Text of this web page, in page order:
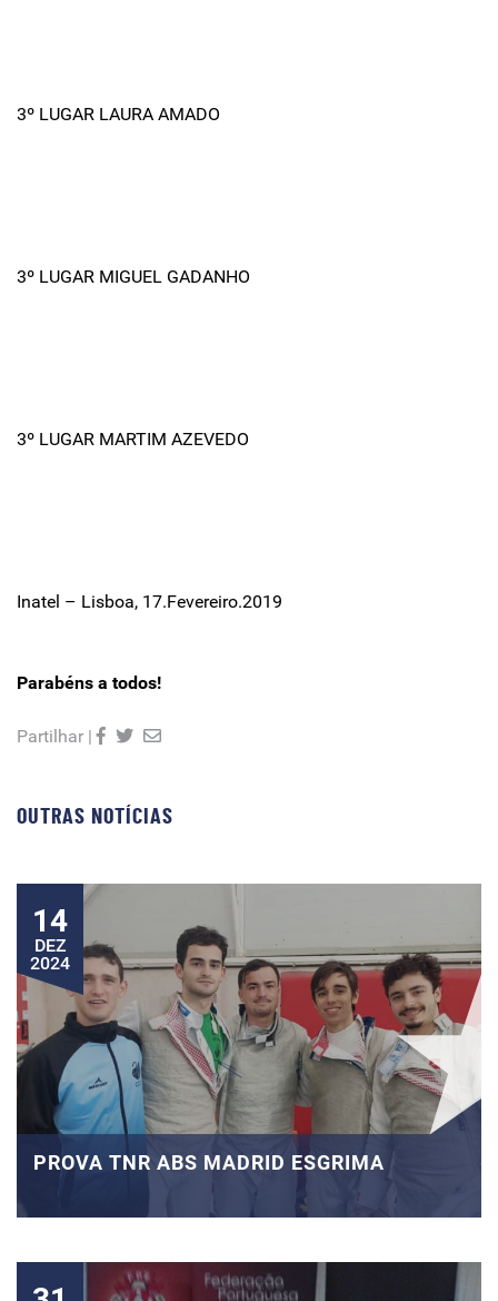
3º LUGAR LAURA AMADO
3º LUGAR MIGUEL GADANHO
3º LUGAR MARTIM AZEVEDO
Inatel – Lisboa, 17.Fevereiro.2019
Parabéns a todos!
Partilhar |
OUTRAS NOTÍCIAS
14
DEZ
2024
PROVA TNR ABS MADRID ESGRIMA